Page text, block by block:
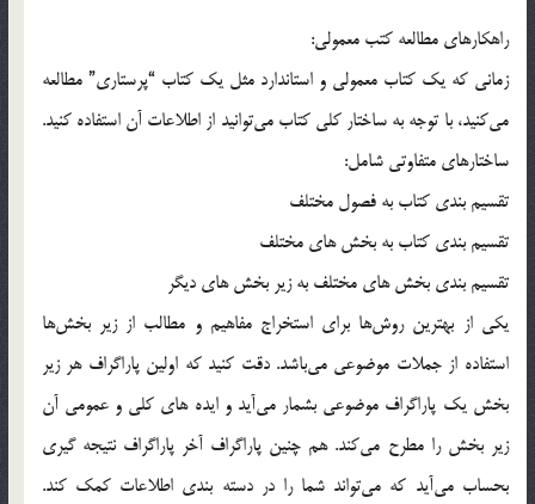
راهكارهاي مطالعه كتب معمولي:
زماني كه يك كتاب معمولي و استاندارد مثل يك كتاب “پرستاري” مطالعه
مي‌كنيد، با توجه به ساختار كلي كتاب مي‌توانيد از اطلاعات آن استفاده كنيد.
ساختارهاي متفاوتي شامل:
تقسيم بندي كتاب به فصول مختلف
تقسيم بندي كتاب به بخش هاي مختلف
تقسيم بندي بخش هاي مختلف به زير بخش هاي ديگر
يكي از بهترين روش‌ها براي استخراج مفاهيم و مطالب از زير بخش‌ها
استفاده از جملات موضوعي مي‌باشد. دقت كنيد كه اولين پاراگراف هر زير
بخش يك پاراگراف موضوعي بشمار مي‌آيد و ايده هاي كلي و عمومي آن
زير بخش را مطرح مي‌كند. هم چنين پاراگراف آخر پاراگراف نتيجه گيري
بحساب مي‌آيد كه مي‌تواند شما را در دسته بندي اطلاعات كمك كند.